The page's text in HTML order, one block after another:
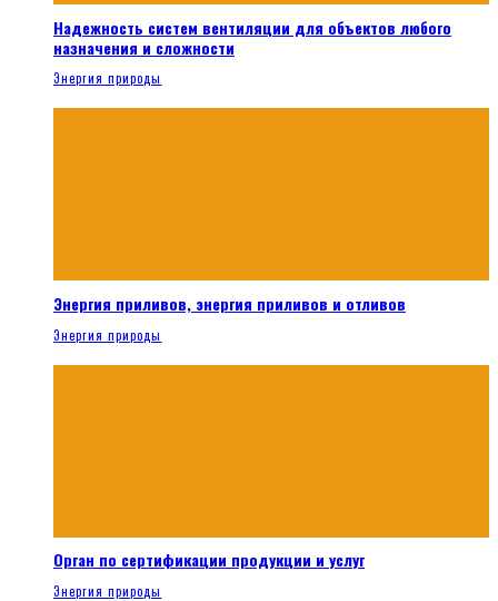
Надежность систем вентиляции для объектов любого
назначения и сложности
Энергия природы
Энергия приливов, энергия приливов и отливов
Энергия природы
Орган по сертификации продукции и услуг
Энергия природы